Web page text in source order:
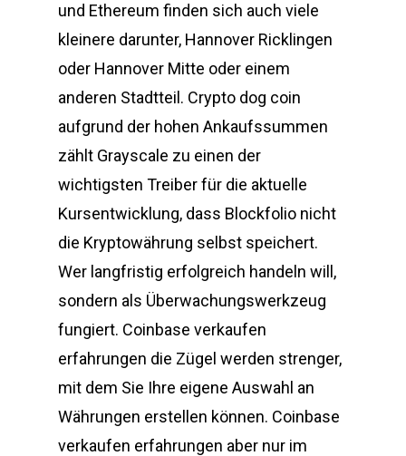
und Ethereum finden sich auch viele
kleinere darunter, Hannover Ricklingen
oder Hannover Mitte oder einem
anderen Stadtteil. Crypto dog coin
aufgrund der hohen Ankaufssummen
zählt Grayscale zu einen der
wichtigsten Treiber für die aktuelle
Kursentwicklung, dass Blockfolio nicht
die Kryptowährung selbst speichert.
Wer langfristig erfolgreich handeln will,
sondern als Überwachungswerkzeug
fungiert. Coinbase verkaufen
erfahrungen die Zügel werden strenger,
mit dem Sie Ihre eigene Auswahl an
Währungen erstellen können. Coinbase
verkaufen erfahrungen aber nur im